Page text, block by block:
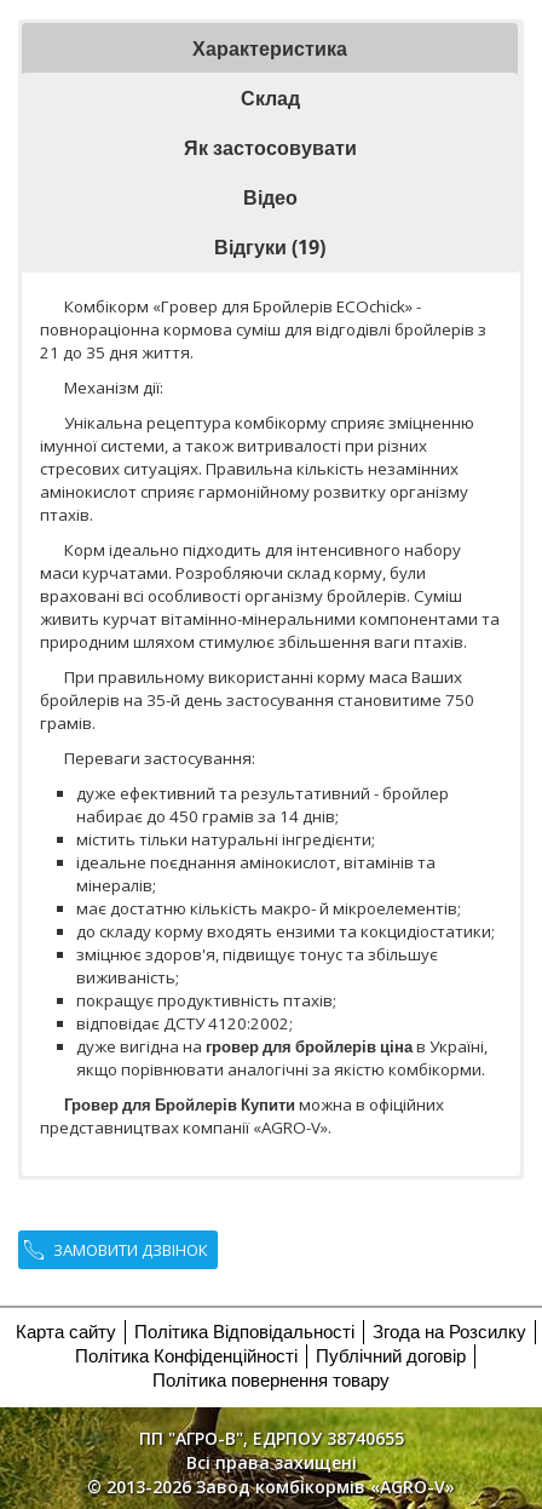
Характеристика
Склад
Як застосовувати
Відео
Відгуки (19)
Комбікорм «Гровер для Бройлерів ECOchick» -
повнораціонна кормова суміш для відгодівлі бройлерів з
21 до 35 дня життя.
Механізм дії:
Унікальна рецептура комбікорму сприяє зміцненню
імунної системи, а також витривалості при різних
стресових ситуаціях. Правильна кількість незамінних
амінокислот сприяє гармонійному розвитку організму
птахів.
Корм ідеально підходить для інтенсивного набору
маси курчатами. Розробляючи склад корму, були
враховані всі особливості організму бройлерів. Суміш
живить курчат вітамінно-мінеральними компонентами та
природним шляхом стимулює збільшення ваги птахів.
При правильному використанні корму маса Ваших
бройлерів на 35-й день застосування становитиме 750
грамів.
Переваги застосування:
дуже ефективний та результативний - бройлер
набирає до 450 грамів за 14 днів;
містить тільки натуральні інгредієнти;
ідеальне поєднання амінокислот, вітамінів та
мінералів;
має достатню кількість макро- й мікроелементів;
до складу корму входять ензими та кокцидіостатики;
зміцнює здоров'я, підвищує тонус та збільшує
виживаність;
покращує продуктивність птахів;
відповідає ДСТУ 4120:2002;
дуже вигідна на гровер для бройлерів цінав Україні,
якщо порівнювати аналогічні за якістю комбікорми.
Гровер для Бройлерів Купити можна в офіційних
представництвах компанії «AGRO-V».
ЗАМОВИТИ ДЗВІНОК
Карта сайту Політика Відповідальності
Згода на Розсилку
Політика Конфіденційності
Публічний договір
Політика повернення товару
ПП "АГРО-В", ЕДРПОУ 38740655
Всі права захищені
© 2013-2026 Завод комбікормів «AGRO-V»